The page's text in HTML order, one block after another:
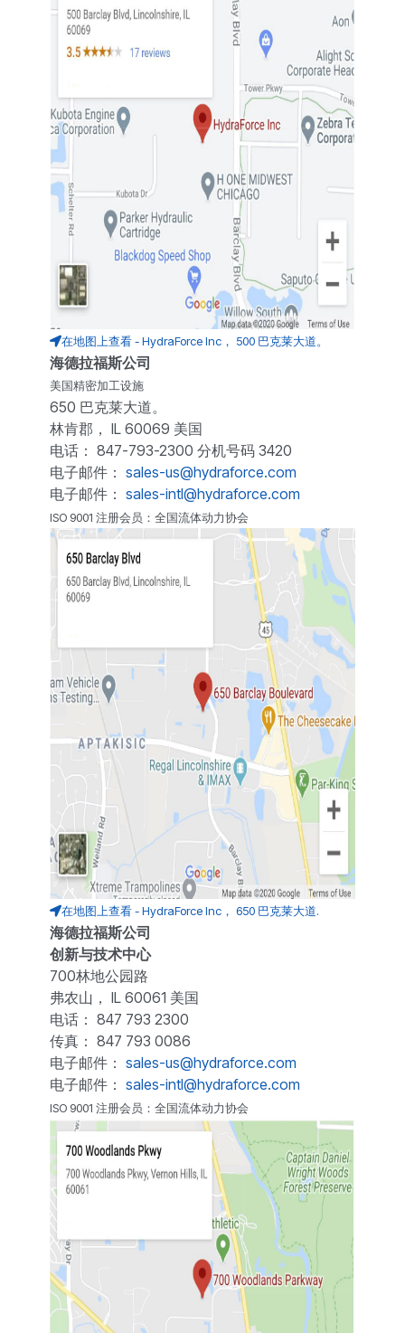
在地图上查看 - HydraForce Inc， 500 巴克莱大道。
海德拉福斯公司
美国精密加工设施
650 巴克莱大道。
林肯郡， IL 60069 美国
电话： 847-793-2300 分机号码 3420
电子邮件： sales-us@hydraforce.com
电子邮件： sales-intl@hydraforce.com
ISO 9001 注册会员：全国流体动力协会
在地图上查看 - HydraForce Inc， 650 巴克莱大道.
海德拉福斯公司
创新与技术中心
700林地公园路
弗农山， IL 60061 美国
电话： 847 793 2300
传真： 847 793 0086
电子邮件： sales-us@hydraforce.com
电子邮件： sales-intl@hydraforce.com
ISO 9001 注册会员：全国流体动力协会